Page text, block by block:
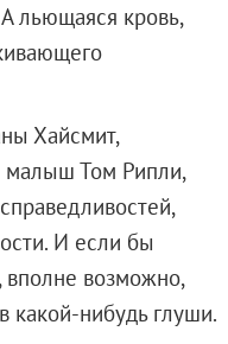
льющаяся кровь,
Хайсмит,
малыш Том Рипли,
И если бы
возможно,
какой-нибудь глуши.